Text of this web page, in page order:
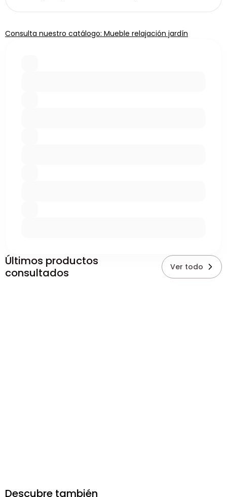
Consulta nuestro catálogo: Mueble relajación jardín
Últimos productos
consultados
Ver todo
Descubre también